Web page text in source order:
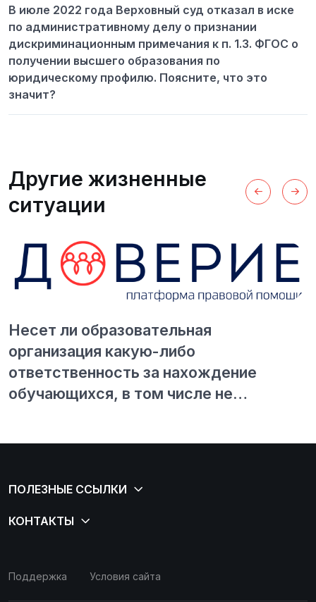
В июле 2022 года Верховный суд отказал в иске
по административному делу о признании
дискриминационным примечания к п. 1.3. ФГОС о
получении высшего образования по
юридическому профилю. Поясните, что это
значит?
Другие жизненные
ситуации
Несет ли образовательная
организация какую-либо
ответственность за нахождение
обучающихся, в том числе не
Поддержка Условия сайта